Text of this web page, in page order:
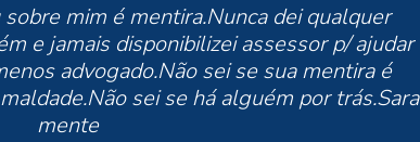
mim é mentira.Nunca dei qualquer
e jamais disponibilizei assessor p/ ajudar
advogado.Não sei se sua mentira é
sei se há alguém por trás.Sara
mente